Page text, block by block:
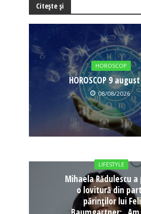
Citește și
HOROSCOP
HOROSCOP 9
08/08/2026
LIFESTYLE
Mihaela Rădulescu
o lovitură din
părinților lui